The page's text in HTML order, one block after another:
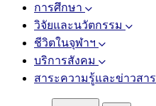
การศึกษา
วิจัยและนวัตกรรม
ชีวิตในจุฬาฯ
บริการสังคม
สาระความรู้และข่าวสาร